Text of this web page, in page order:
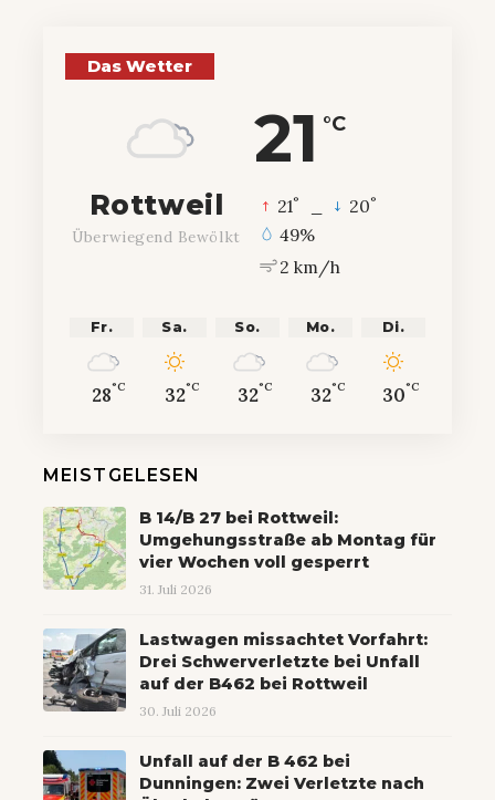
Das Wetter
21 °C
Rottweil
Überwiegend Bewölkt
21° 20°
49%
2 km/h
Fr.
28°C
Sa.
32°C
So.
32°C
Mo.
32°C
Di.
30°C
MEISTGELESEN
B 14/B 27 bei Rottweil:
Umgehungsstraße ab Montag für
vier Wochen voll gesperrt
31. Juli 2026
Lastwagen missachtet Vorfahrt:
Drei Schwerverletzte bei Unfall
auf der B462 bei Rottweil
30. Juli 2026
Unfall auf der B 462 bei
Dunningen: Zwei Verletzte nach